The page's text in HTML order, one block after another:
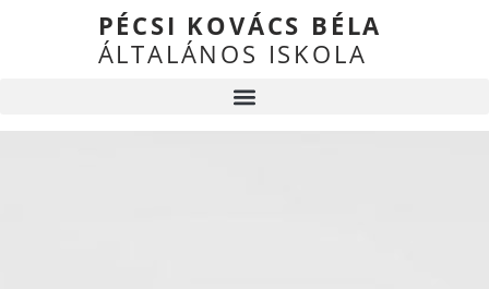
PÉCSI KOVÁCS BÉLA
ÁLTALÁNOS ISKOLA